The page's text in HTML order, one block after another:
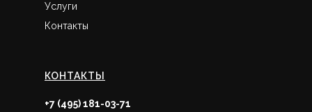
Услуги
Контакты
КОНТАКТЫ
+7 (495) 181-03-71